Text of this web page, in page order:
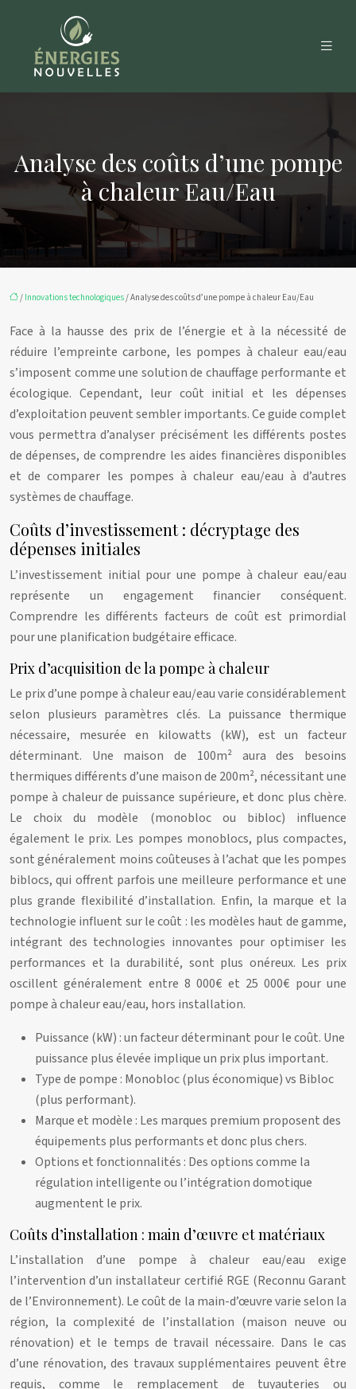
Analyse des coûts d’une pompe
à chaleur Eau/Eau
/ Innovations technologiques/ Analyse des coûts d’une pompe à chaleur Eau/Eau
Face à la hausse des prix de l’énergie et à la nécessité de
réduire l’empreinte carbone, les pompes à chaleur eau/eau
s’imposent comme une solution de chauffage performante et
écologique. Cependant, leur coût initial et les dépenses
d’exploitation peuvent sembler importants. Ce guide complet
vous permettra d’analyser précisément les différents postes
de dépenses, de comprendre les aides financières disponibles
et de comparer les pompes à chaleur eau/eau à d’autres
systèmes de chauffage.
Coûts d’investissement : décryptage des
dépenses initiales
L’investissement initial pour une pompe à chaleur eau/eau
représente un engagement financier conséquent.
Comprendre les différents facteurs de coût est primordial
pour une planification budgétaire efficace.
Prix d’acquisition de la pompe à chaleur
Le prix d’une pompe à chaleur eau/eau varie considérablement
selon plusieurs paramètres clés. La puissance thermique
nécessaire, mesurée en kilowatts (kW), est un facteur
déterminant. Une maison de 100m² aura des besoins
thermiques différents d’une maison de 200m², nécessitant une
pompe à chaleur de puissance supérieure, et donc plus chère.
Le choix du modèle (monobloc ou bibloc) influence
également le prix. Les pompes monoblocs, plus compactes,
sont généralement moins coûteuses à l’achat que les pompes
biblocs, qui offrent parfois une meilleure performance et une
plus grande flexibilité d’installation. Enfin, la marque et la
technologie influent sur le coût : les modèles haut de gamme,
intégrant des technologies innovantes pour optimiser les
performances et la durabilité, sont plus onéreux. Les prix
oscillent généralement entre 8 000€ et 25 000€ pour une
pompe à chaleur eau/eau, hors installation.
Puissance (kW) : un facteur déterminant pour le coût. Une
puissance plus élevée implique un prix plus important.
Type de pompe : Monobloc (plus économique) vs Bibloc
(plus performant).
Marque et modèle : Les marques premium proposent des
équipements plus performants et donc plus chers.
Options et fonctionnalités : Des options comme la
régulation intelligente ou l’intégration domotique
augmentent le prix.
Coûts d’installation : main d’œuvre et matériaux
L’installation d’une pompe à chaleur eau/eau exige
l’intervention d’un installateur certifié RGE (Reconnu Garant
de l’Environnement). Le coût de la main-d’œuvre varie selon la
région, la complexité de l’installation (maison neuve ou
rénovation) et le temps de travail nécessaire. Dans le cas
d’une rénovation, des travaux supplémentaires peuvent être
requis, comme le remplacement de tuyauteries ou